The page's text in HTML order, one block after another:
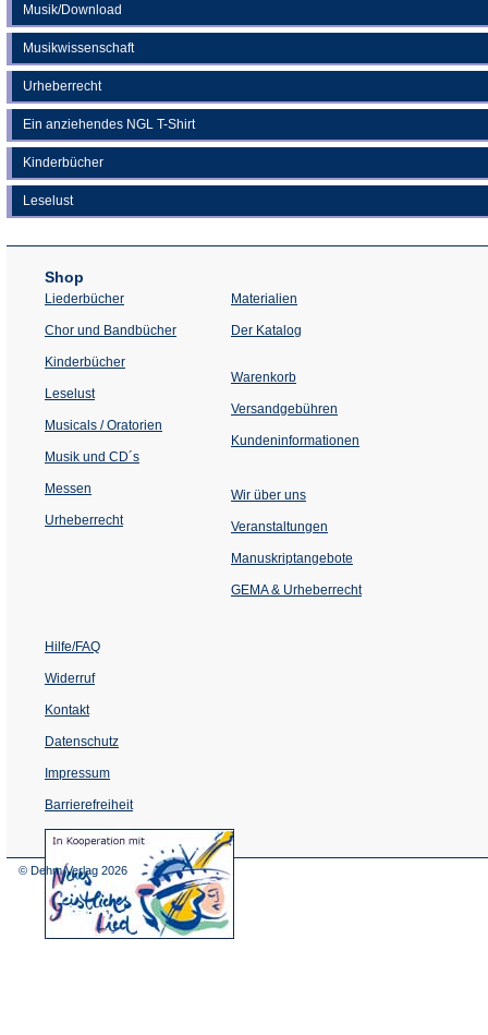
Musik/Download
Musikwissenschaft
Urheberrecht
Ein anziehendes NGL T-Shirt
Kinderbücher
Leselust
Shop
Liederbücher
Chor und Bandbücher
Kinderbücher
Leselust
Musicals / Oratorien
Musik und CD´s
Messen
Urheberrecht
Materialien
Der Katalog
Warenkorb
Versandgebühren
Kundeninformationen
Wir über uns
Veranstaltungen
einem
Tab)
Manuskriptangebote
GEMA & Urheberrecht
Hilfe/FAQ
Widerruf
Kontakt
Datenschutz
Impressum
Barrierefreiheit
(Öffnet
in
© Dehm Verlag 2026